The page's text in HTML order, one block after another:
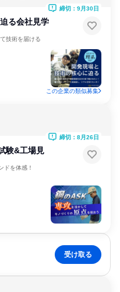
る会社見学
技術を届ける
締切：9月30日
この企業の類似募集
験&工場見
ドを体感！
締切：8月26日
受け取る